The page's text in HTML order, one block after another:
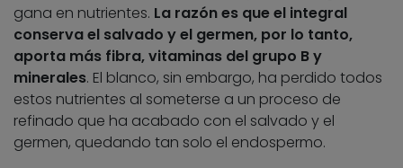
gana en nutrientes. La razón es que el integral
conserva el salvado y el germen, por lo tanto,
aporta más fibra, vitaminas del grupo B y
minerales. El blanco, sin embargo, ha perdido todos
estos nutrientes al someterse a un proceso de
refinado que ha acabado con el salvado y el
germen, quedando tan solo el endospermo.